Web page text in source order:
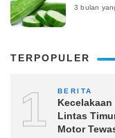
3 bulan
TERPOPULER
1 BERITA
Lintas
Motor